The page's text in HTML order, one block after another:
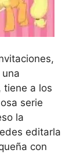
tiene a los
serie
la
editarla
con